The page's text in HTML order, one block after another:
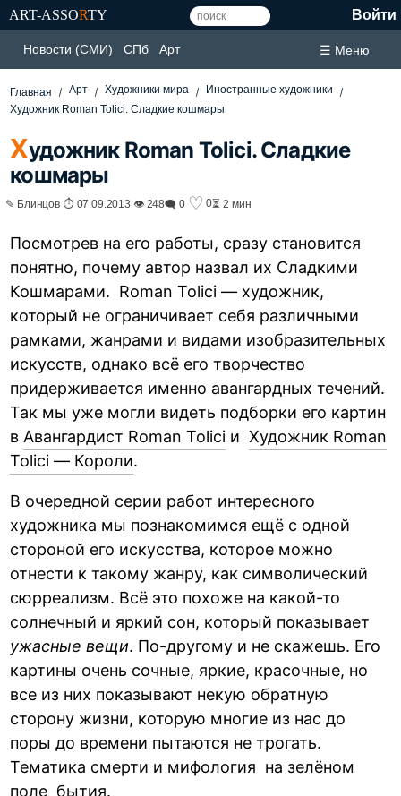
ART-ASSORTY Войти
Новости (СМИ) СПб Арт ☰ Меню
Главная Арт Художники мира
Иностранные художники
Художник Roman Tolici. Сладкие кошмары
Художник Roman Tolici. Сладкие
кошмары
✎ Блинцов ⏱ 07.09.2013 👁 248🗨 0 ♡ 0⏳ 2 мин
Посмотрев на его работы, сразу становится
понятно, почему автор назвал их Сладкими
Кошмарами. Roman Tolici — художник,
который не ограничивает себя различными
рамками, жанрами и видами изобразительных
искусств, однако всё его творчество
придерживается именно авангардных течений.
Так мы уже могли видеть подборки его картин
в Авангардист Roman Tolici иХудожник Roman
Tolici — Короли.
В очередной серии работ интересного
художника мы познакомимся ещё с одной
стороной его искусства, которое можно
отнести к такому жанру, как символический
сюрреализм. Всё это похоже на какой-то
солнечный и яркий сон, который показывает
ужасные вещи. По-другому и не скажешь. Его
картины очень сочные, яркие, красочные, но
все из них показывают некую обратную
сторону жизни, которую многие из нас до
поры до времени пытаются не трогать.
Тематика смерти и мифология на зелёном
поле бытия.